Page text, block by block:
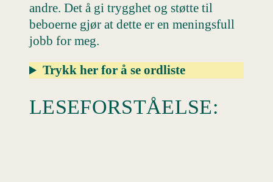
andre. Det å gi trygghet og støtte til
beboerne gjør at dette er en meningsfull
jobb for meg.
Trykk her for å se ordliste
LESEFORSTÅELSE: